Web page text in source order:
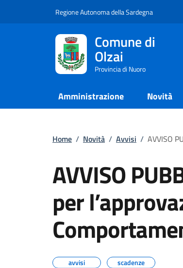
Regione Autonoma della Sardegna
Comune di
Olzai
Provincia di Nuoro
Amministrazione Novità
Home / Novità / Avvisi / AVVISO
AVVISO
per
avvisi scadenze